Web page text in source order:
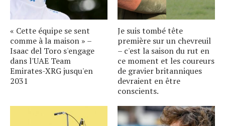
« Cette équipe se sent
comme à la maison » –
Isaac del Toro s'engage
dans l'UAE Team
Emirates-XRG jusqu'en
2031
Je suis tombé tête
première sur un chevreuil
– c'est la saison du rut en
ce moment et les coureurs
de gravier britanniques
devraient en être
conscients.